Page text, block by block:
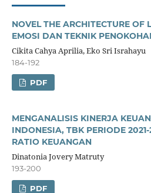
NOVEL THE ARCHITECTURE OF
EMOSI DAN TEKNIK
Cikita Cahya Aprilia, Eko Sri Israhayu
184-192
PDF
MENGANALISIS KINERJA
INDONESIA, TBK PERIODE
RATIO KEUANGAN
Dinatonia Jovery Matruty
193-200
PDF